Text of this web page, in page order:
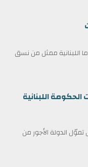
اللبنانية ممثل من نسق
اللبنانية
الدولة الأجور من